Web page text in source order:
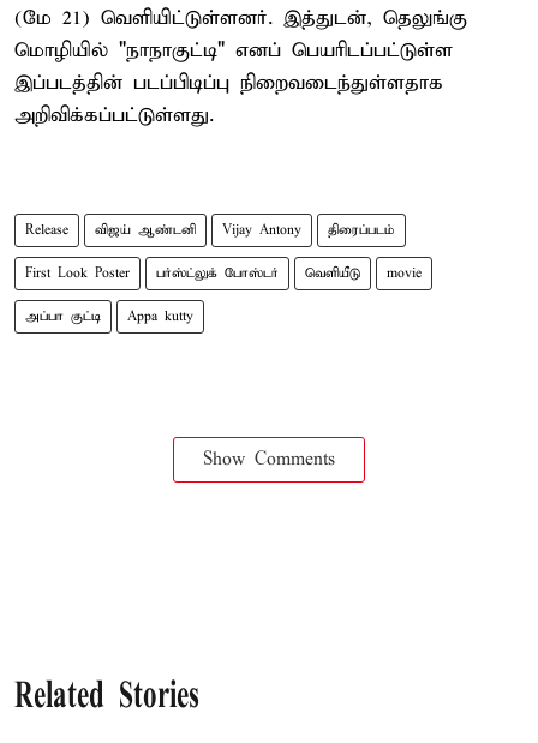
(மே 21) வெளியிட்டுள்ளனர். இத்துடன், தெலுங்கு
மொழியில் "நாநாகுட்டி" எனப் பெயரிடப்பட்டுள்ள
இப்படத்தின் படப்பிடிப்பு நிறைவடைந்துள்ளதாக
அறிவிக்கப்பட்டுள்ளது.
Release விஜய் ஆண்டனி Vijay Antony திரைப்படம்
First Look Poster பர்ஸ்ட்லுக் போஸ்டர் வெளியீடு movie
அப்பா குட்டி Appa kutty
Show Comments
Related Stories